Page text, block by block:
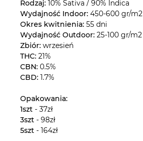
Rodzaj: 10% Sativa / 90% Indica
Wydajność Indoor: 450-600 gr/m2
Okres kwitnienia: 55 dni
Wydajność Outdoor: 25-100 gr/m2
Zbiór: wrzesień
THC: 21%
CBN: 0.5%
CBD: 1.7%
Opakowania:
1szt - 37zł
3szt - 98zł
5szt - 164zł